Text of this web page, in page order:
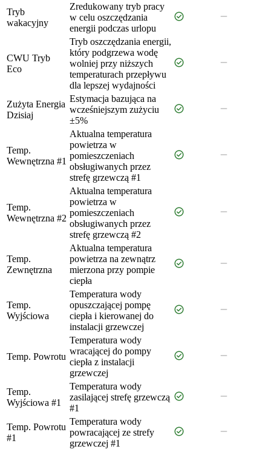
Tryb
wakacyjny
Zredukowany tryb pracy
w celu oszczędzania
energii podczas urlopu
check_circle remove
CWU Tryb
Eco
Tryb oszczędzania energii,
który podgrzewa wodę
wolniej przy niższych
temperaturach przepływu
dla lepszej wydajności
check_circle remove
Zużyta Energia
Dzisiaj
Estymacja bazująca na
wcześniejszym zużyciu
±5%
check_circle remove
Temp.
Wewnętrzna #1
Aktualna temperatura
powietrza w
pomieszczeniach
obsługiwanych przez
strefę grzewczą #1
check_circle remove
Temp.
Wewnętrzna #2
Aktualna temperatura
powietrza w
pomieszczeniach
obsługiwanych przez
strefę grzewczą #2
check_circle remove
Temp.
Zewnętrzna
Aktualna temperatura
powietrza na zewnątrz
mierzona przy pompie
ciepła
check_circle remove
Temp.
Wyjściowa
Temperatura wody
opuszczającej pompę
ciepła i kierowanej do
instalacji grzewczej
check_circle remove
Temp. Powrotu
Temperatura wody
wracającej do pompy
ciepła z instalacji
grzewczej
check_circle remove
Temp.
Wyjściowa #1
Temperatura wody
zasilającej strefę grzewczą
#1
check_circle remove
Temp. Powrotu
#1
Temperatura wody
powracającej ze strefy
grzewczej #1
check_circle remove